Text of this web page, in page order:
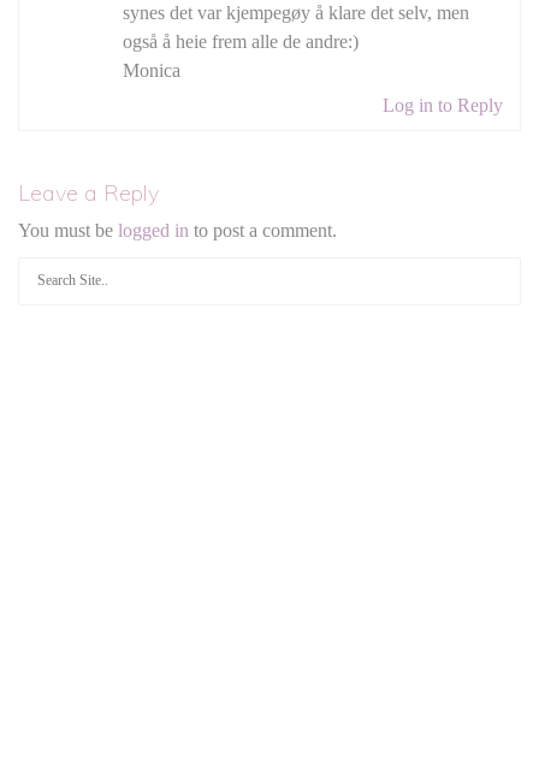
synes det var kjempegøy å klare det selv, men
også å heie frem alle de andre:)
Monica
Log in to Reply
Leave a Reply
You must be logged in to post a comment.